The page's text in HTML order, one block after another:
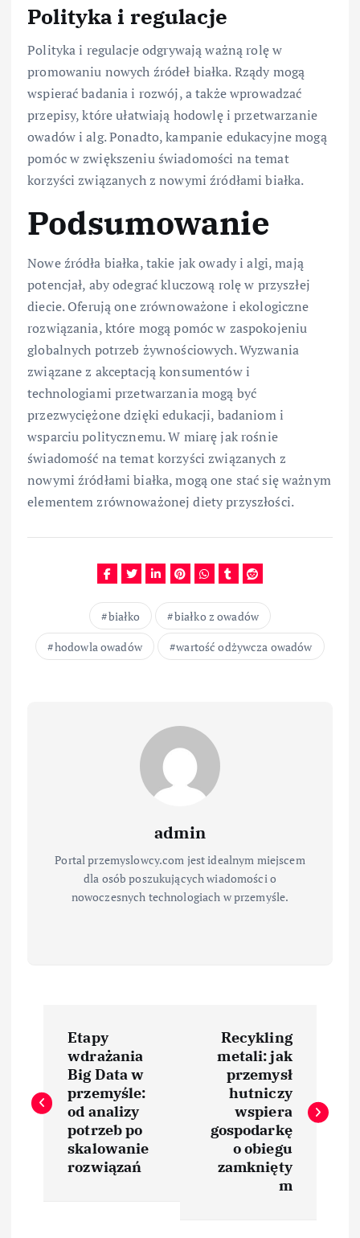
Polityka i regulacje
Polityka i regulacje odgrywają ważną rolę w
promowaniu nowych źródeł białka. Rządy mogą
wspierać badania i rozwój, a także wprowadzać
przepisy, które ułatwiają hodowlę i przetwarzanie
owadów i alg. Ponadto, kampanie edukacyjne mogą
pomóc w zwiększeniu świadomości na temat
korzyści związanych z nowymi źródłami białka.
Podsumowanie
Nowe źródła białka, takie jak owady i algi, mają
potencjał, aby odegrać kluczową rolę w przyszłej
diecie. Oferują one zrównoważone i ekologiczne
rozwiązania, które mogą pomóc w zaspokojeniu
globalnych potrzeb żywnościowych. Wyzwania
związane z akceptacją konsumentów i
technologiami przetwarzania mogą być
przezwyciężone dzięki edukacji, badaniom i
wsparciu politycznemu. W miarę jak rośnie
świadomość na temat korzyści związanych z
nowymi źródłami białka, mogą one stać się ważnym
elementem zrównoważonej diety przyszłości.
białko
białko z owadów
hodowla owadów
wartość odżywcza owadów
admin
Portal przemyslowcy.com jest idealnym miejscem
dla osób poszukujących wiadomości o
nowoczesnych technologiach w przemyśle.
w
Etapy
wdrażania
Big Data w
przemyśle:
od analizy
potrzeb po
skalowanie
rozwiązań
Recykling
metali: jak
przemysł
hutniczy
wspiera
gospodarkę
o obiegu
zamknięty
m